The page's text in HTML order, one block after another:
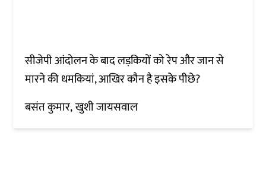
सीजेपी आंदोलन के बाद लड़कियों को रेप और जान से
मारने की धमकियां, आखिर कौन है इसके पीछे?
बसंत कुमार खुशी जायसवाल